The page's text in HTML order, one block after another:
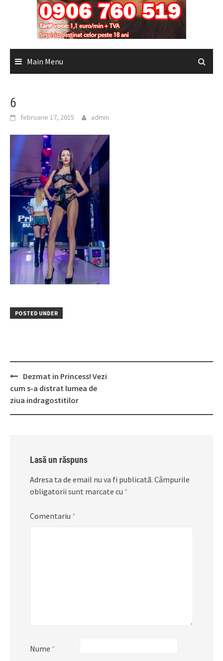
Main Menu
6
februarie 17, 2015 admin
POSTED UNDER
Post
navigation
Dezmat in Princess! Vezi
cum s-a distrat lumea de
ziua indragostitilor
Lasă un răspuns
Adresa ta de email nu va fi publicată. Câmpurile
obligatorii sunt marcate cu *
Comentariu *
Nume *